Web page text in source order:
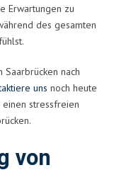
Erwartungen zu
des gesamten
nach
uns noch heute
stressfreien
von